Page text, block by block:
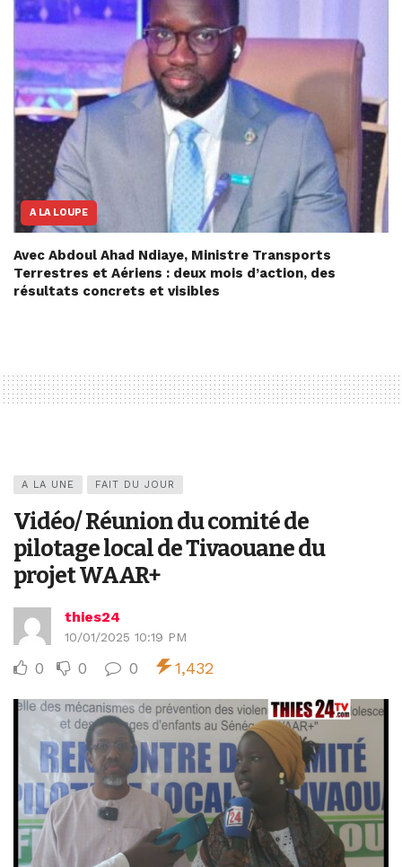
A LA LOUPE
Avec Abdoul Ahad Ndiaye, Ministre Transports
Terrestres et Aériens : deux mois d’action, des
résultats concrets et visibles
A LA UNE FAIT DU JOUR
Vidéo/ Réunion du comité de
pilotage local de Tivaouane du
projet WAAR+
thies24
10/01/2025 10:19 PM
0 0 0 1,432